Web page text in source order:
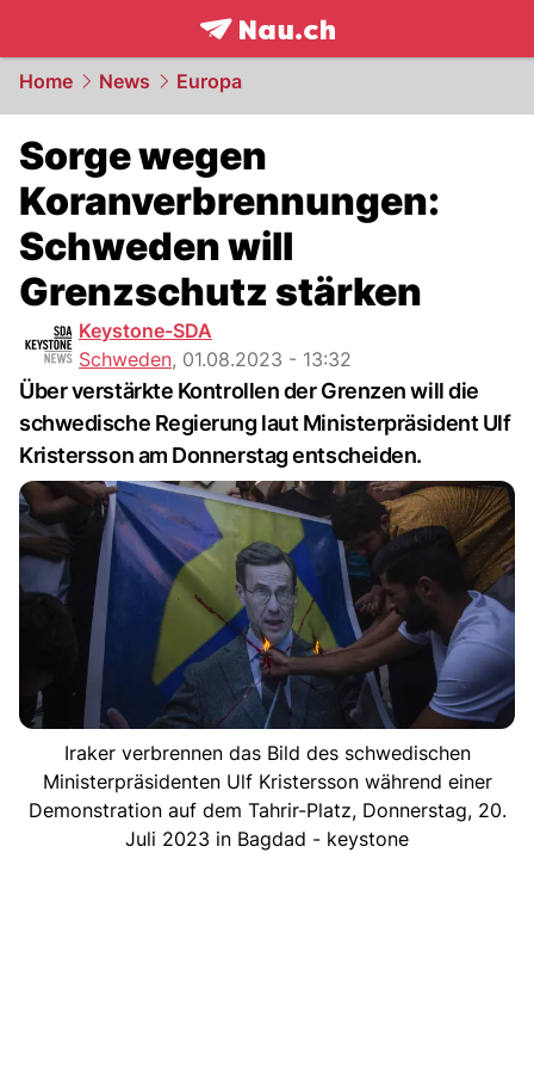
frontpage.NAU.ch
Home News Europa
Sorge wegen
Koranverbrennungen:
Schweden will
Grenzschutz stärken
Keystone-SDA
Schweden, 01.08.2023 - 13:32
Über verstärkte Kontrollen der Grenzen will die
schwedische Regierung laut Ministerpräsident Ulf
Kristersson am Donnerstag entscheiden.
Iraker verbrennen das Bild des schwedischen
Ministerpräsidenten Ulf Kristersson während einer
Demonstration auf dem Tahrir-Platz, Donnerstag, 20.
Juli 2023 in Bagdad - keystone